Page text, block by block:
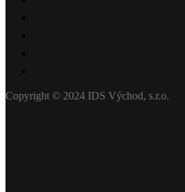
Copyright © 2024 IDS Východ, s.r.o.